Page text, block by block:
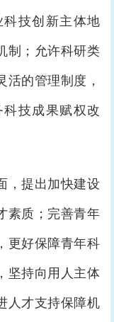
技创新主体地
制；允许科研类
的管理制度，
技成果赋权改
提出加快建设
素质；完善青年
更好保障青年科
坚持向用人主体
人才支持保障机